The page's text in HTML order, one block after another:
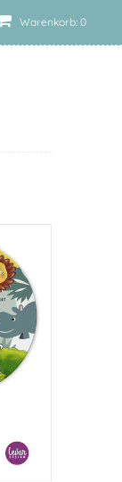
Warenkorb: 0